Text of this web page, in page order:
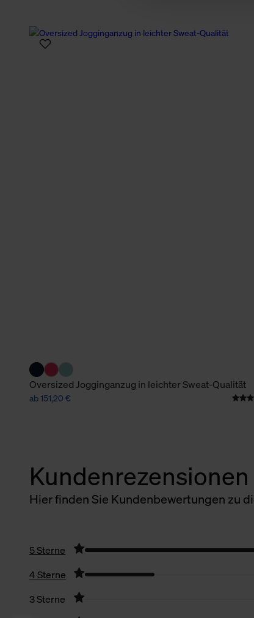
Menüpunkt
grundsätzlich freiwillig,
Oversized Jogginganzug in leichter Sweat-Qualität
ab 151,20 €
Kundenrezensionen
Hier finden Sie Kundenbewertungen zu
5 Sterne
4 Sterne
3 Sterne